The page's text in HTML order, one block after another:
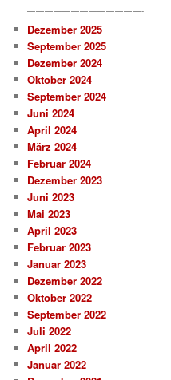
—————————————-
Dezember 2025
September 2025
Dezember 2024
Oktober 2024
September 2024
Juni 2024
April 2024
März 2024
Februar 2024
Dezember 2023
Juni 2023
Mai 2023
April 2023
Februar 2023
Januar 2023
Dezember 2022
Oktober 2022
September 2022
Juli 2022
April 2022
Januar 2022